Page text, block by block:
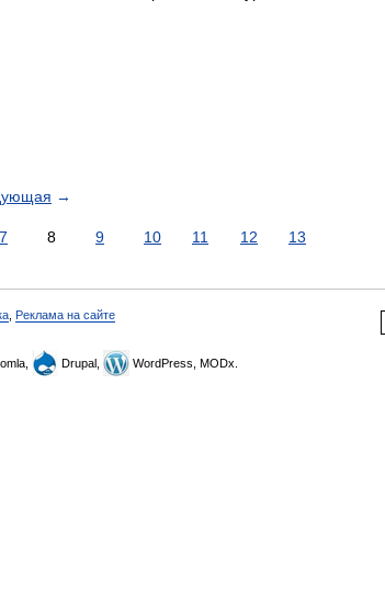
→
7 8 9 10 11 12 13
Реклама на сайте
Drupal, WordPress, MODx.